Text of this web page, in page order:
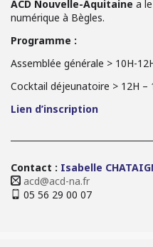
ACD Nouvelle-Aquitaine a
numérique à Bègles.
Programme :
Assemblée générale > 10H-
Cocktail déjeunatoire > 12H –
Lien d’inscription
Contact : Isabelle
acd@acd-na.fr
05 56 29 00 07